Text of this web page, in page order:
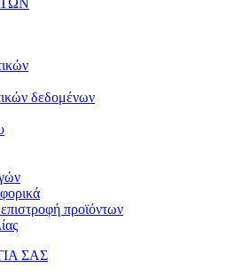
δεδομένων
προϊόντων
ΣΑΣ